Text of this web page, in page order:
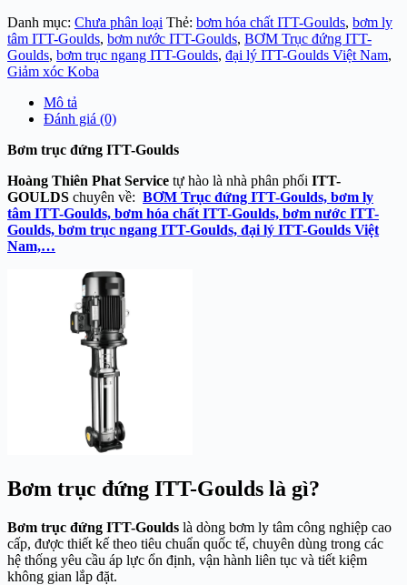
Danh mục: Chưa phân loại Thẻ: bơm hóa chất ITT-Goulds, bơm ly
tâm ITT-Goulds, bơm nước ITT-Goulds, BƠM Trục đứng ITT-
Goulds, bơm trục ngang ITT-Goulds, đại lý ITT-Goulds Việt Nam,
Giảm xóc Koba
Mô tả
Đánh giá (0)
Bơm trục đứng ITT-Goulds
Hoàng Thiên Phat Service tự hào là nhà phân phối ITT-
GOULDS chuyên về: BƠM Trục đứng ITT-Goulds, bơm ly
tâm ITT-Goulds, bơm hóa chất ITT-Goulds, bơm nước ITT-
Goulds, bơm trục ngang ITT-Goulds, đại lý ITT-Goulds Việt
Nam,…
Bơm trục đứng ITT-Goulds là gì?
Bơm trục đứng ITT-Goulds là dòng bơm ly tâm công nghiệp cao
cấp, được thiết kế theo tiêu chuẩn quốc tế, chuyên dùng trong các
hệ thống yêu cầu áp lực ổn định, vận hành liên tục và tiết kiệm
không gian lắp đặt.